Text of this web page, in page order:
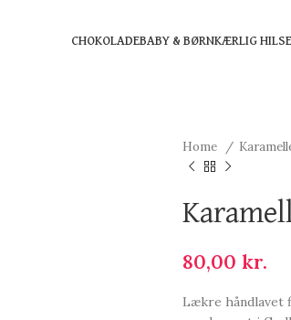
CHOKOLADEBABY & BØRNKÆRLIG
Home
80,00 kr.
Lækre håndlavet